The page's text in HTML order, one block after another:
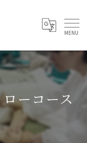
ーコース